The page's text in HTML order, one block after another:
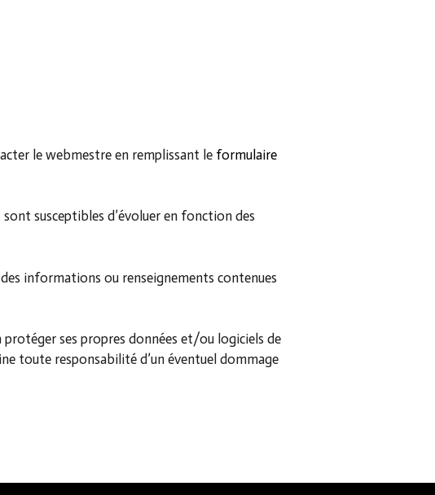
le webmestre en remplissant le formulaire
susceptibles d’évoluer en fonction des
informations ou renseignements contenues
ses propres données et/ou logiciels de
toute responsabilité d’un éventuel dommage